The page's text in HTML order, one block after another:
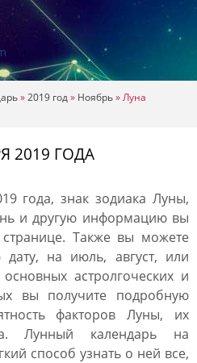
»2019 год» Ноябрь»Луна
2019 ГОДА
года, знак зодиака Луны,
и другую информацию вы
Также вы можете
на июль, август, или
астролгоческих и
вы получите подробную
факторов Луны, их
Лунный календарь на
способ узнать о ней все,